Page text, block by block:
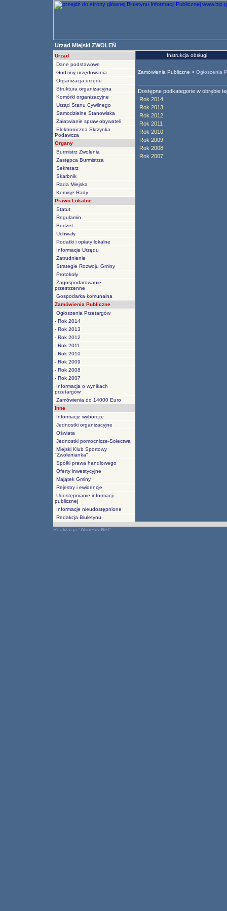
Urząd Miejski ZWOLEŃ
Urząd
Dane podstawowe
Godziny urzędowania
Organizacja urzędu
Struktura organizacyjna
Komórki organizacyjne
Urząd Stanu Cywilnego
Samodzielne Stanowiska
Załatwianie spraw obywateli
Elektroniczna Skrzynka
Podawcza
Organy
Burmistrz Zwolenia
Zastępca Burmistrza
Sekretarz
Skarbnik
Rada Miejska
Komisje Rady
Prawo Lokalne
Statut
Regulamin
Budżet
Uchwały
Podatki i opłaty lokalne
Informacje Urzędu
Zatrudnienie
Strategie Rozwoju Gminy
Protokoły
Zagospodarowanie
przestrzenne
Gospodarka komunalna
Zamówienia Publiczne
Ogłoszenia Przetargów
- Rok 2014
- Rok 2013
- Rok 2012
- Rok 2011
- Rok 2010
- Rok 2009
- Rok 2008
- Rok 2007
Informacja o wynikach
przetargów
Zamówienia do 14000 Euro
Inne
Informacje wyborcze
Jednostki organizacyjne
Oświata
Jednostki pomocnicze-Sołectwa
Miejski Klub Sportowy
"Zwolenianka"
Spółki prawa handlowego
Oferty inwestycyjne
Majątek Gminy
Rejestry i ewidencje
Udostępnianie informacji
publicznej
Informacje nieudostępnione
Redakcja Biuletynu
Instrukcja obsługi
Zamówienia Publiczne > Ogłoszenia
Dostępne podkategorie w obrębie
Rok 2014
Rok 2013
Rok 2012
Rok 2011
Rok 2010
Rok 2009
Rok 2008
Rok 2007
Realizacja "Akcess-Net"